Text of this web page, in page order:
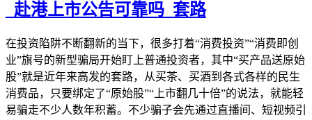
_赴港上市公告可靠吗_套路
在投资陷阱不断翻新的当下，很多打着“消费投资”“消费即创
业”旗号的新型骗局开始盯上普通投资者，其中“买产品送原始
股”就是近年来高发的套路，从买茶、买酒到各式各样的民生
消费品，只要绑定了“原始股”“上市翻几十倍”的说法，就能轻
易骗走不少人数年积蓄。不少骗子会先通过直播间、短视频引